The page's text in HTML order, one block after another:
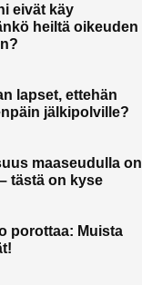
eivät käy
heiltä oikeuden
lapset, ettehän
jälkipolville?
maaseudulla on
tästä on kyse
porottaa: Muista